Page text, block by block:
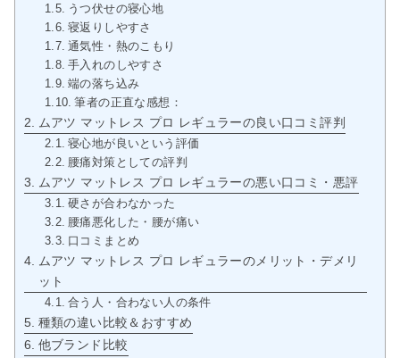
うつ伏せの寝心地
寝返りしやすさ
通気性・熱のこもり
手入れのしやすさ
端の落ち込み
筆者の正直な感想：
ムアツ マットレス プロ レギュラーの良い口コミ評判
寝心地が良いという評価
腰痛対策としての評判
ムアツ マットレス プロ レギュラーの悪い口コミ・悪評
硬さが合わなかった
腰痛悪化した・腰が痛い
口コミまとめ
ムアツ マットレス プロ レギュラーのメリット・デメリ
ット
合う人・合わない人の条件
種類の違い比較＆おすすめ
他ブランド比較